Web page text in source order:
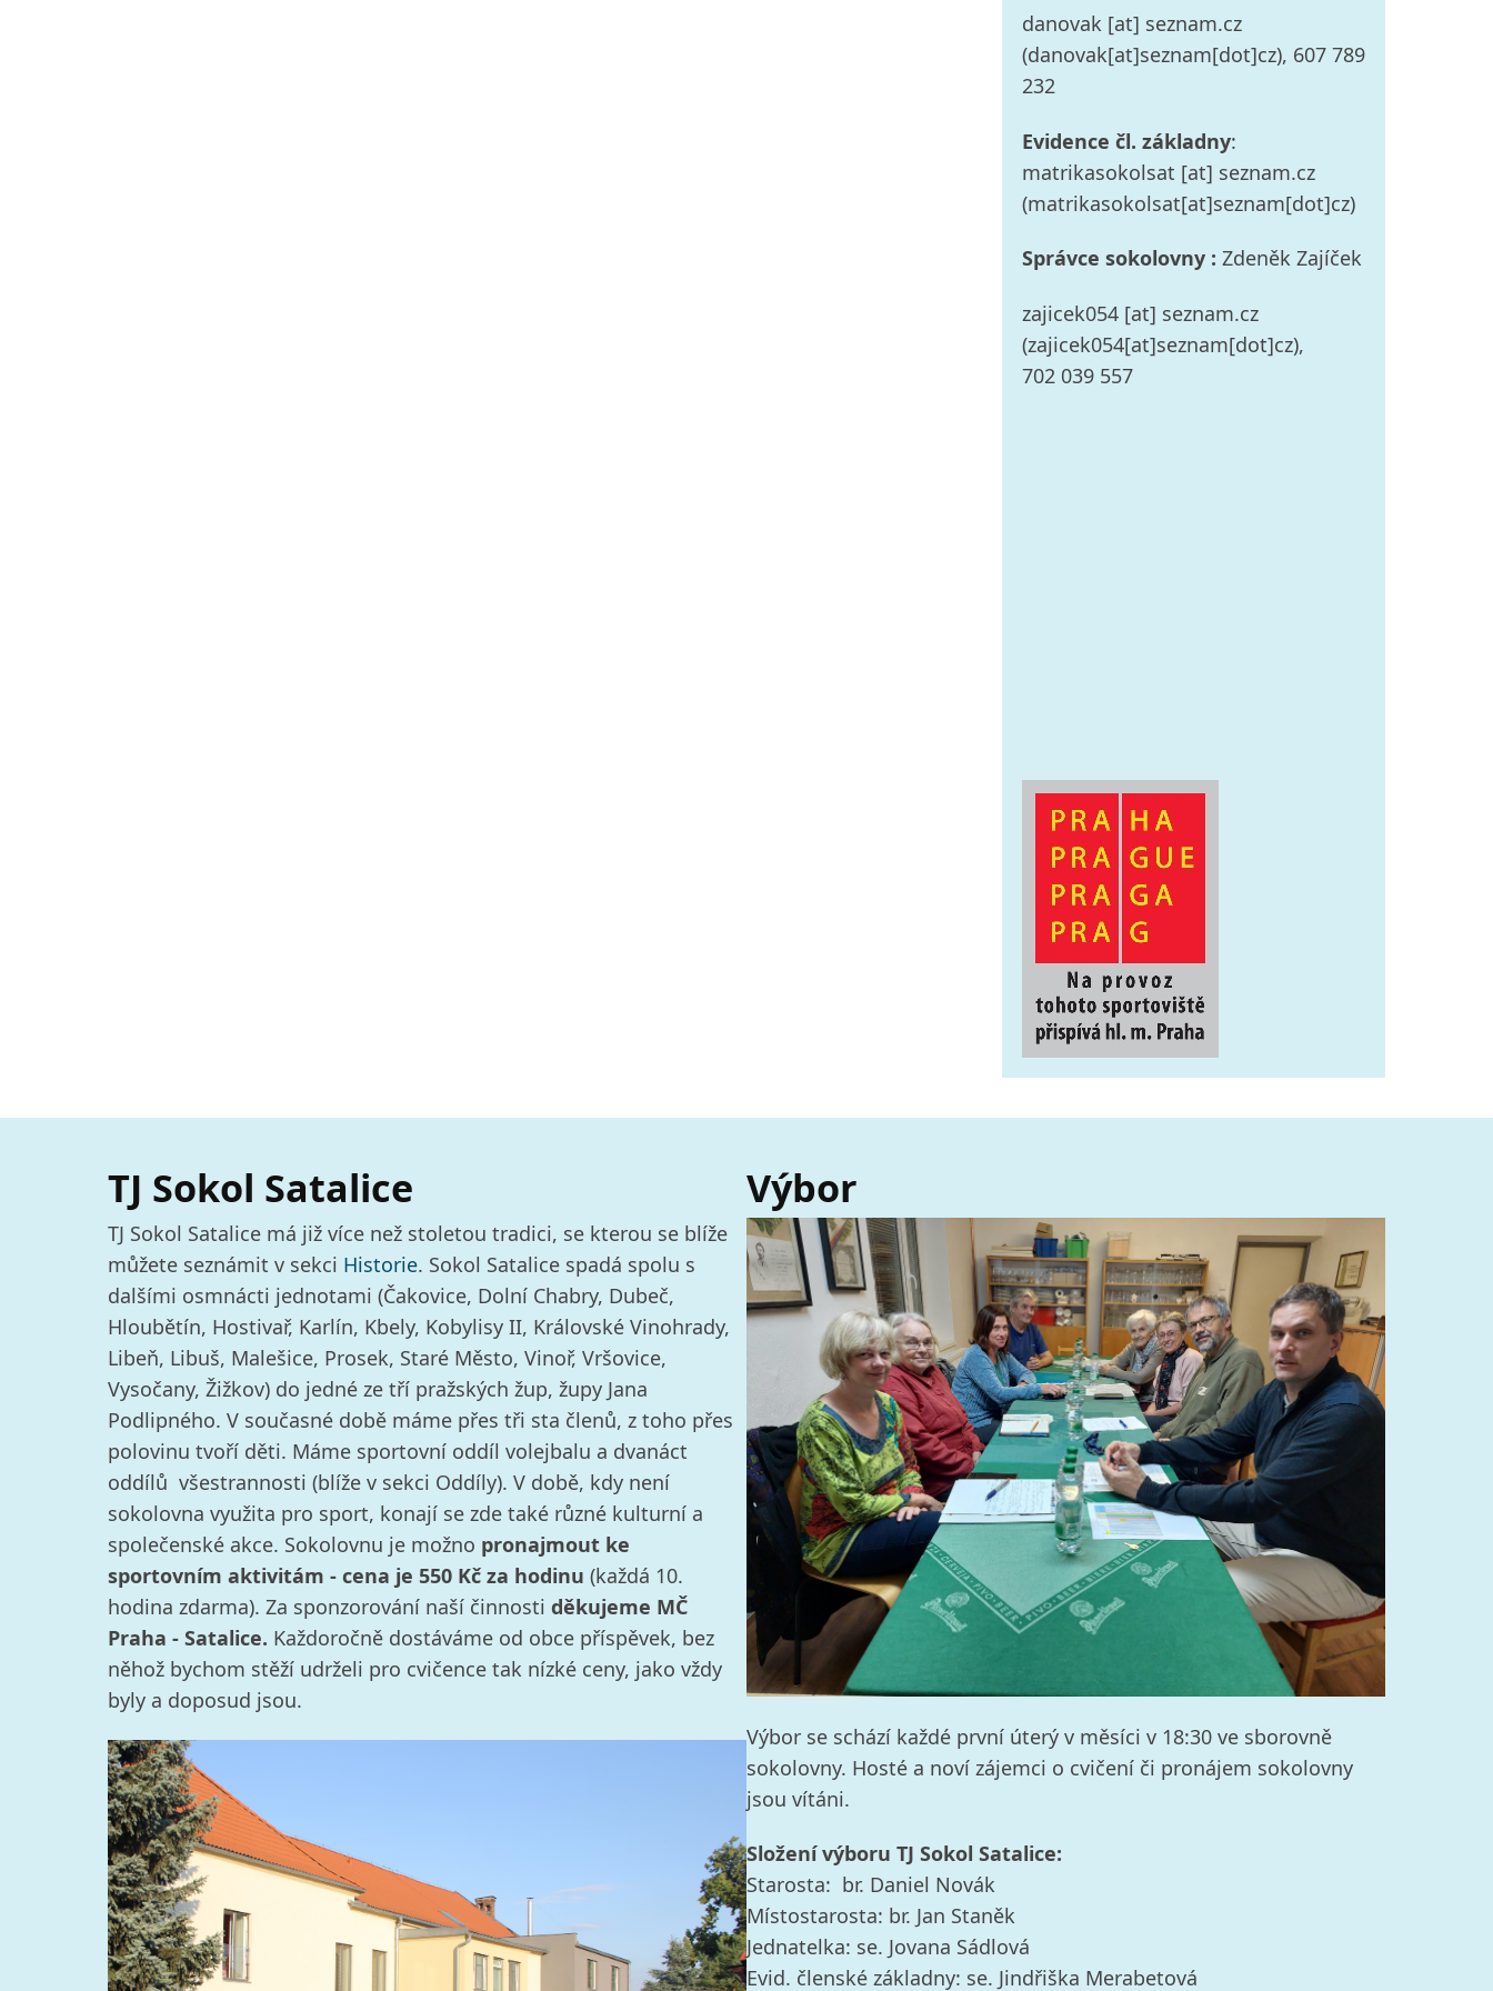
danovak [at] seznam.cz
(danovak[at]seznam[dot]cz), 607 789
232
Evidence čl. základny:
matrikasokolsat [at] seznam.cz
(matrikasokolsat[at]seznam[dot]cz)
Správce sokolovny : Zdeněk Zajíček
zajicek054 [at] seznam.cz
(zajicek054[at]seznam[dot]cz),
702 039 557
TJ Sokol Satalice
TJ Sokol Satalice má již více než stoletou tradici, se kterou se blíže
můžete seznámit v sekci Historie. Sokol Satalice spadá spolu s
dalšími osmnácti jednotami (Čakovice, Dolní Chabry, Dubeč,
Hloubětín, Hostivař, Karlín, Kbely, Kobylisy II, Královské Vinohrady,
Libeň, Libuš, Malešice, Prosek, Staré Město, Vinoř, Vršovice,
Vysočany, Žižkov) do jedné ze tří pražských žup, župy Jana
Podlipného. V současné době máme přes tři sta členů, z toho přes
polovinu tvoří děti. Máme sportovní oddíl volejbalu a dvanáct
oddílů všestrannosti (blíže v sekci Oddíly). V době, kdy není
sokolovna využita pro sport, konají se zde také různé kulturní a
společenské akce. Sokolovnu je možno pronajmout ke
sportovním aktivitám - cena je 550 Kč za hodinu (každá 10.
hodina zdarma). Za sponzorování naší činnosti děkujeme MČ
Praha - Satalice. Každoročně dostáváme od obce příspěvek, bez
něhož bychom stěží udrželi pro cvičence tak nízké ceny, jako vždy
byly a doposud jsou.
Výbor
Výbor se schází každé první úterý v měsíci v 18:30 ve sborovně
sokolovny. Hosté a noví zájemci o cvičení či pronájem sokolovny
jsou vítáni.
Složení výboru TJ Sokol Satalice:
Starosta: br. Daniel Novák
Místostarosta: br. Jan Staněk
Jednatelka: se. Jovana Sádlová
Evid. členské základny: se. Jindřiška Merabetová